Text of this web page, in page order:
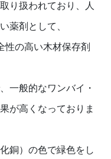
り扱われており、人
薬剤として、
性の高い木材保存剤
一般的なワンバイ・
が高くなっておりま
銅）の色で緑色をし